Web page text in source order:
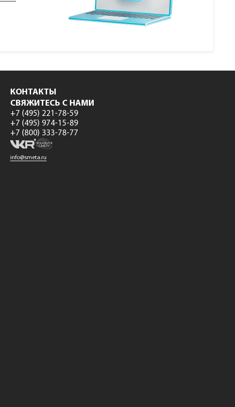
КОНТАКТЫ
СВЯЖИТЕСЬ С НАМИ
+7 (495) 221-78-59
+7 (495) 974-15-89
+7 (800) 333-78-77
info@smeta.ru